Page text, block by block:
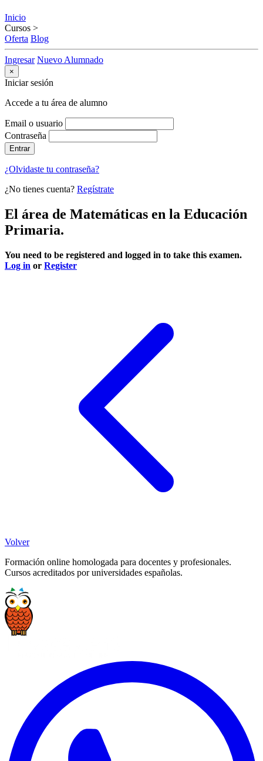
Inicio
Cursos >
Oferta Blog
Ingresar Nuevo Alumnado
×
Iniciar sesión
Accede a tu área de alumno
Email o usuario
Contraseña
Entrar
¿Olvidaste tu contraseña?
¿No tienes cuenta? Regístrate
El área de Matemáticas en la Educación
Primaria.
You need to be registered and logged in to take this examen.
Log in or Register
Volver
Formación online homologada para docentes y profesionales.
Cursos acreditados por universidades españolas.